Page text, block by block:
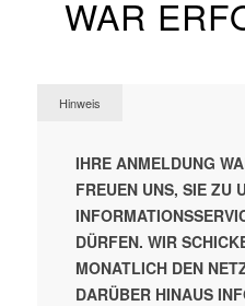
WAR
Hinweis
IHRE ANMELDUNG
FREUEN UNS, SIE ZU
ÜRFEN. WIR
MONATLICH DEN
DARÜBER HINAUS